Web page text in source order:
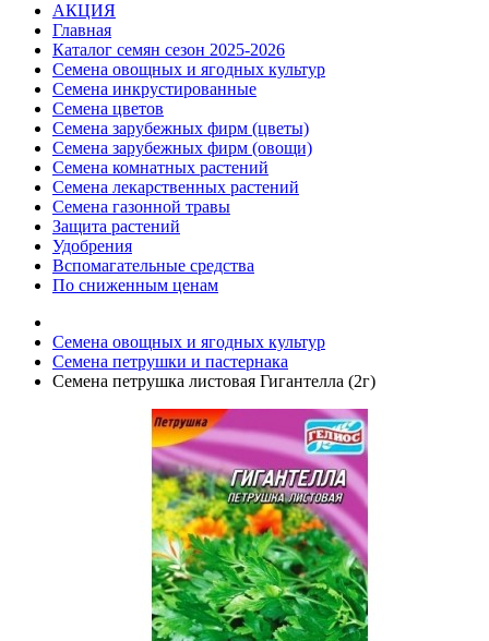
АКЦИЯ
Главная
Каталог семян сезон 2025-2026
Семена овощных и ягодных культур
Семена инкрустированные
Семена цветов
Семена зарубежных фирм (цветы)
Семена зарубежных фирм (овощи)
Семена комнатных растений
Семена лекарственных растений
Семена газонной травы
Защита растений
Удобрения
Вспомагательные средства
По сниженным ценам
Семена овощных и ягодных культур
Семена петрушки и пастернака
Семена петрушка листовая Гигантелла (2г)